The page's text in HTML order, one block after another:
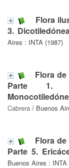
Flora
3.
Aires : INTA (1987)
Flora
Parte 1.
Cabrera / Buenos
Flora
Parte 5.
Buenos Aires : INTA